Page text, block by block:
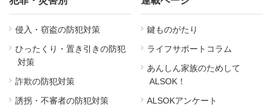
侵入・窃盗の防犯対策
ひったくり・置き引きの防犯
対策
詐欺の防犯対策
誘拐・不審者の防犯対策
鍵ものがたり
ライフサポートコラム
あんしん家族のためして
ALSOK！
ALSOKアンケート